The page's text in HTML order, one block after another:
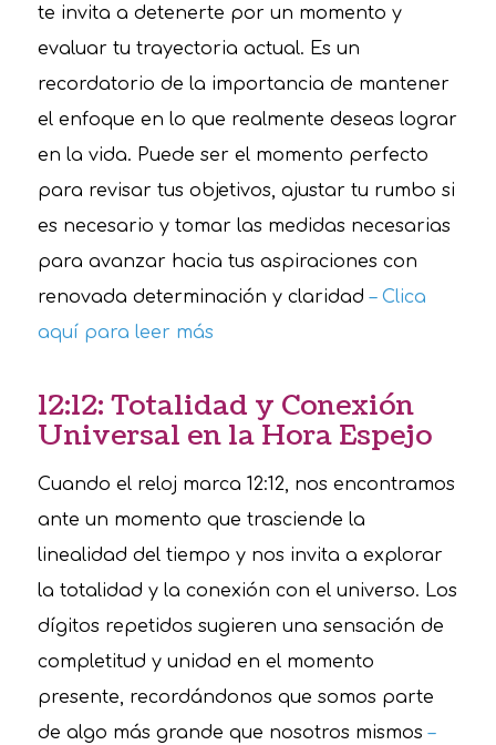
te invita a detenerte por un momento y
evaluar tu trayectoria actual. Es un
recordatorio de la importancia de mantener
el enfoque en lo que realmente deseas lograr
en la vida. Puede ser el momento perfecto
para revisar tus objetivos, ajustar tu rumbo si
es necesario y tomar las medidas necesarias
para avanzar hacia tus aspiraciones con
renovada determinación y claridad– Clica
aquí para leer más
12:12: Totalidad y Conexión
Universal en la Hora Espejo
Cuando el reloj marca 12:12, nos encontramos
ante un momento que trasciende la
linealidad del tiempo y nos invita a explorar
la totalidad y la conexión con el universo. Los
dígitos repetidos sugieren una sensación de
completitud y unidad en el momento
presente, recordándonos que somos parte
de algo más grande que nosotros mismos–